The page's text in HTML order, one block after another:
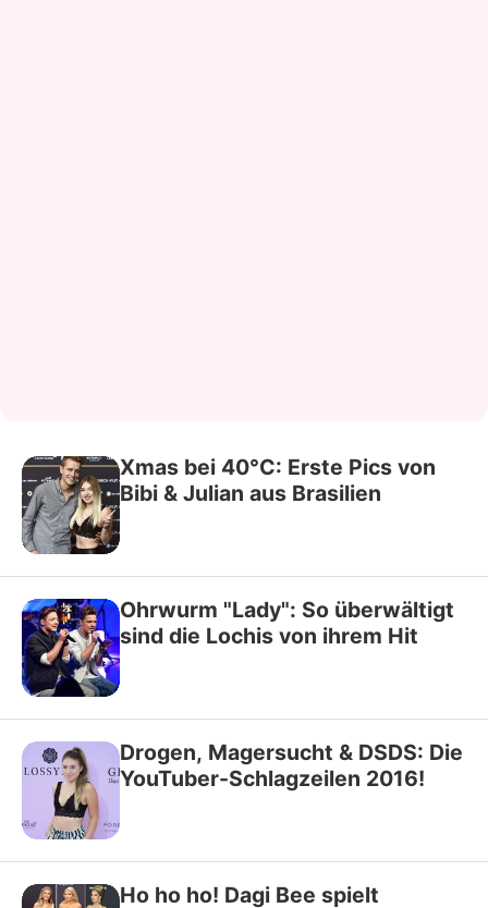
Xmas bei 40°C: Erste Pics von
Bibi & Julian aus Brasilien
Ohrwurm "Lady": So überwältigt
sind die Lochis von ihrem Hit
Drogen, Magersucht & DSDS: Die
YouTuber-Schlagzeilen 2016!
Ho ho ho! Dagi Bee spielt